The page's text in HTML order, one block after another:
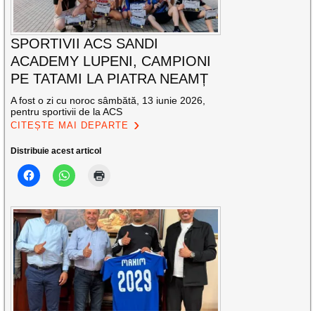
SPORTIVII ACS SANDI
ACADEMY LUPENI, CAMPIONI
PE TATAMI LA PIATRA NEAMȚ
A fost o zi cu noroc sâmbătă, 13 iunie 2026,
pentru sportivii de la ACS
CITEȘTE MAI DEPARTE
Distribuie acest articol